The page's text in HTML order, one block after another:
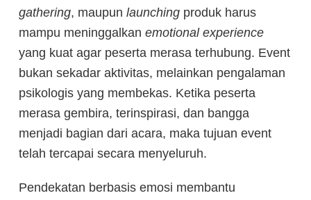
gathering, maupun launching produk harus
mampu meninggalkan emotional experience
yang kuat agar peserta merasa terhubung. Event
bukan sekadar aktivitas, melainkan pengalaman
psikologis yang membekas. Ketika peserta
merasa gembira, terinspirasi, dan bangga
menjadi bagian dari acara, maka tujuan event
telah tercapai secara menyeluruh.
Pendekatan berbasis emosi membantu